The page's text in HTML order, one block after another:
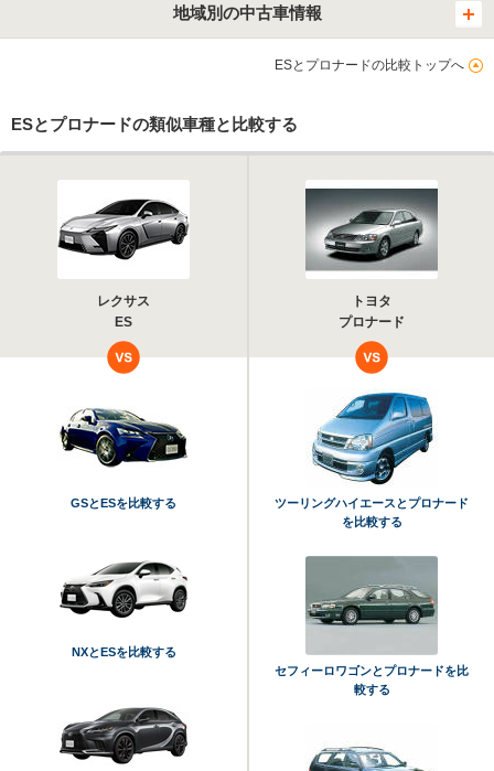
地域別の中古車情報
ESとプロナードの比較トップへ
ESとプロナードの類似車種と比較する
レクサス
ES
トヨタ
プロナード
GSとESを比較する
NXとESを比較する
ツーリングハイエースとプロナード
を比較する
セフィーロワゴンとプロナードを比
較する